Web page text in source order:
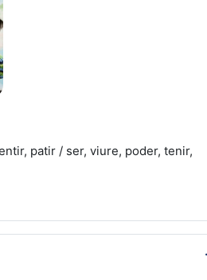
patir / ser, viure, poder, tenir,